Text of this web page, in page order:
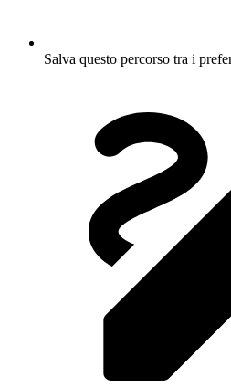
Salva questo percorso tra i